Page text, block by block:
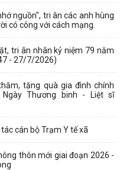
nguồn", tri ân các anh hùng
có công với cách mạng.
tri ân nhân kỷ niệm 79 năm
- 27/7/2026)
tặng quà gia đình chính
Thương binh - Liệt sĩ
cán bộ Trạm Y tế xã
thôn mới giai đoạn 2026 -